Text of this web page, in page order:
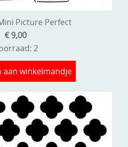
grids
kijkje
Picture Perfect
€ 9,00
2
aan winkelmandje